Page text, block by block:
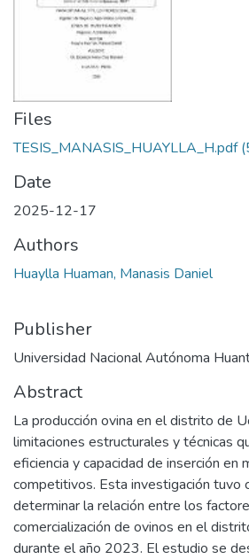
Files
TESIS_MANASIS_HUAYLLA_H.pdf
Date
2025-12-17
Authors
Huaylla Huaman, Manasis Daniel
Publisher
Universidad Nacional Autónoma
Abstract
La producción ovina en el distrito de
limitaciones estructurales y técnicas
eficiencia y capacidad de inserción en
competitivos. Esta investigación tuvo
determinar la relación entre los
comercialización de ovinos en el
durante el año 2023. El estudio se